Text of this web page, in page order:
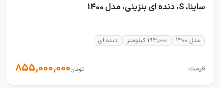
ساینا، S، دنده ای بنزینی، مدل 1400
مدل 1400 194,000 کیلومتر دنده ای
قیمت: 855,000,000تومان